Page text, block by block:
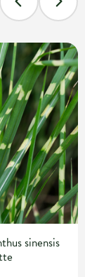
sinensis